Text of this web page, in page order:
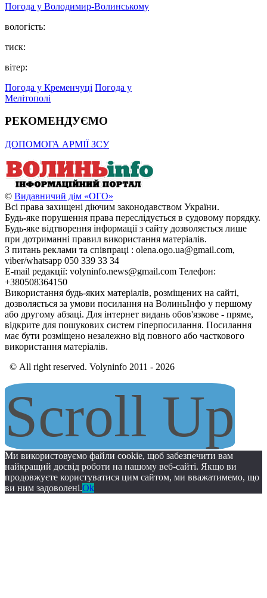
Погода у Володимир-Волинському
вологість:
тиск:
вітер:
Погода у Кременчуці Погода у
Мелітополі
РЕКОМЕНДУЄМО
ДОПОМОГА АРМІЇ ЗСУ
© Видавничий дім «ОГО»
Всі права захищені діючим законодавством України.
Будь-яке порушення права переслідується в судовому порядку.
Будь-яке відтворення інформації з сайту дозволяється лише
при дотриманні правил використання матеріалів.
З питань реклами та співпраці : olena.ogo.ua@gmail.com,
viber/whatsapp 050 339 33 34
E-mail редакції: volyninfo.news@gmail.com Телефон:
+380508364150
Використання будь-яких матеріалів, розміщених на сайті,
дозволяється за умови посилання на ВолиньІнфо у першому
або другому абзаці. Для інтернет видань обов'язкове - пряме,
відкрите для пошукових систем гіперпосилання. Посилання
має бути розміщено незалежно від повного або часткового
використання матеріалів.
© All right reserved. Volyninfo 2011 - 2026
Scroll Up
Ми використовуємо файли cookie, щоб забезпечити вам
найкращий досвід роботи на нашому веб-сайті. Якщо ви
продовжуєте користуватися цим сайтом, ми вважатимемо, що
ви ним задоволені.Ok